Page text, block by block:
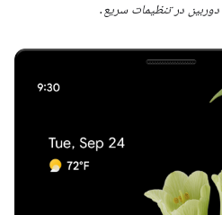
در تنظیمات سریع.